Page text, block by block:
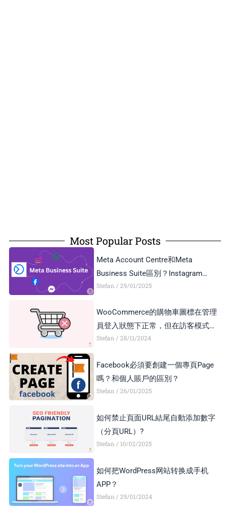
Most Popular Posts
Meta Account Centre和Meta
Business Suite區別？Instagram
Business Account和Creator Account
Stefan 29/01/2025
WooCommerce的購物車圖標在管理
員登入狀態下正常，但在訪客模式下
顯示異常，如何解決？
Stefan 28/11/2024
Facebook必須要創建一個專頁Page
嗎？和個人賬戶的區別？
Stefan 26/01/2025
如何禁止頁面URL結尾自動添加數字
（分頁URL）?
Stefan 10/02/2025
如何把WordPress网站转换成手机
APP？
Stefan 29/01/2024